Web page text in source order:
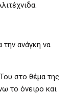
ανάγκη να
στο θέμα της
το όνειρο και